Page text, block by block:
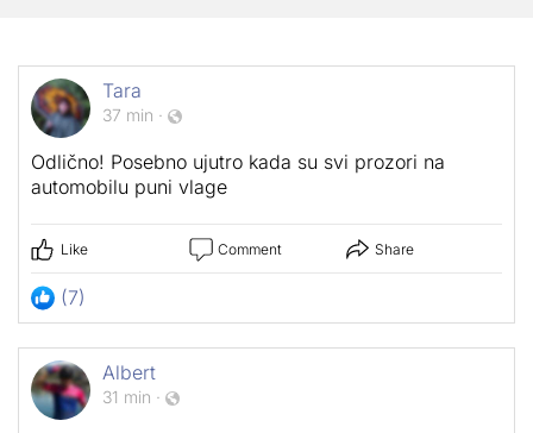
Tara
37 min ·
Odlično! Posebno ujutro kada su svi prozori na
automobilu puni vlage
Like Comment Share
(7)
Albert
31 min ·